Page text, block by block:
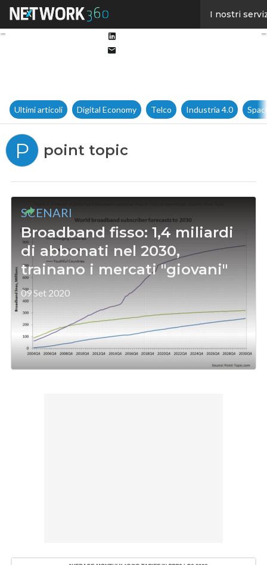
I nostri
Ultimi articoli Digital Economy Telco Industria 4.0
P point topic
SCENARI
Broadband fisso: 1,4 miliardi
di abbonati nel 2030,
trainano i mercati "giovani"
09 Set 2020